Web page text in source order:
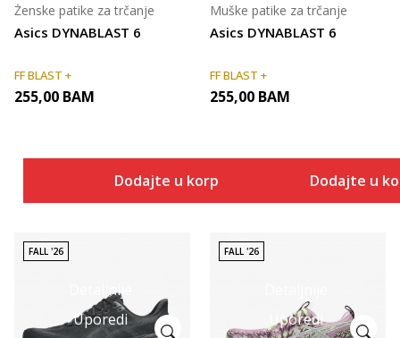
Asics DYNABLAST 6
Ženske patike za trčanje
FF BLAST +
255,00 BAM
Dodajte u korpu
Asics DYNABLAST 6
Muške patike za trčanje
FF BLAST +
255,00 BAM
Dodajte u
Detaljnije
Uporedi
FALL '26
Uporedi
FALL '26